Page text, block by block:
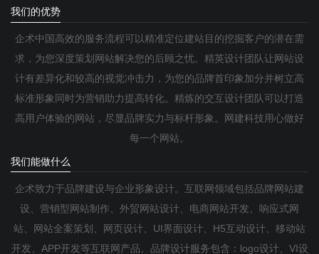
我们的优势
企术中国高效的服务流程可以精准定位建站目的挖掘客户的潜在需
求，为您深度策划网站解决您的后顾之忧。精英设计团队让网站设
计有差异化和较高的视觉冲击力，为您的品牌首印象加分并树立高
标准形象同时为营销助力提高转化。精炼的交互设计团队可以打造
高用户体验的网站，尽显品牌实力与标杆形象。网建科技用心做好
每一个网站。
我们能做什么
企术致力于品牌建设与企业形象设计。互联网领域包括品牌网站建
设、营销型网站制作、外贸网站设计、电商网站开发、响应式网
站、网站全案策划、网页设计、UI界面设计、H5互动设计、移动站
开发、APP开发等互联网产品。品牌设计服务包含：logo设计、VI设